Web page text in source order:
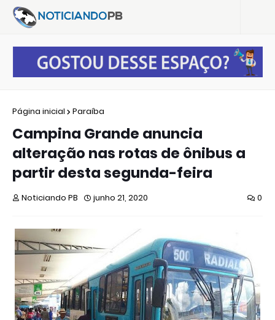
Página inicial Paraíba
Campina Grande anuncia
alteração nas rotas de ônibus a
partir desta segunda-feira
Noticiando PB junho 21, 2020 0